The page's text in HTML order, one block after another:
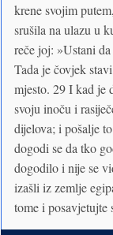
krene svojim
srušila na ulazu u
reče joj: »Ustani
Tada je čovjek
mjesto. 29 I kad je
svoju inoču i
dijelova; i pošalje
dogodi se da tko
dogodilo i nije se
izašli iz zemlje
tome i posavjetujte